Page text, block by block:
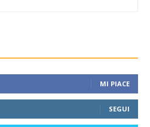
MI PIACE
SEGUI